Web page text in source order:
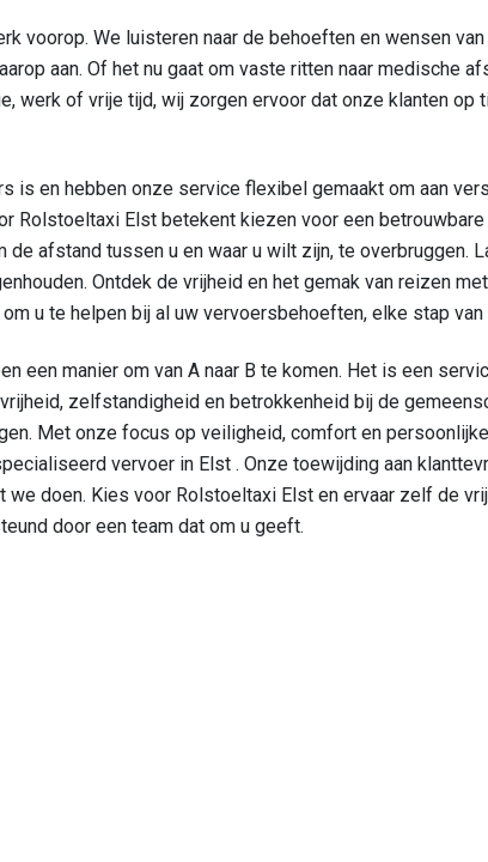
voorop. We luisteren naar de behoeften en wensen
aan. Of het nu gaat om vaste ritten naar medische
werk of vrije tijd, wij zorgen ervoor dat onze klanten op
is en hebben onze service flexibel gemaakt om aan
Rolstoeltaxi Elst betekent kiezen voor een betrouwbare
afstand tussen u en waar u wilt zijn, te overbruggen.
Ontdek de vrijheid en het gemak van reizen met
u te helpen bij al uw vervoersbehoeften, elke stap van
een manier om van A naar B te komen. Het is een
zelfstandigheid en betrokkenheid bij de
Met onze focus op veiligheid, comfort en
vervoer in Elst . Onze toewijding aan
we doen. Kies voor Rolstoeltaxi Elst en ervaar zelf de
door een team dat om u geeft.